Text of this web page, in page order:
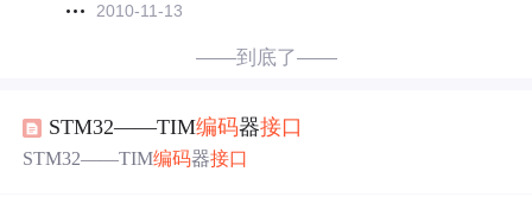
2010-11-13
——到底了——
STM32——TIM编码器接口
STM32——TIM编码器接口